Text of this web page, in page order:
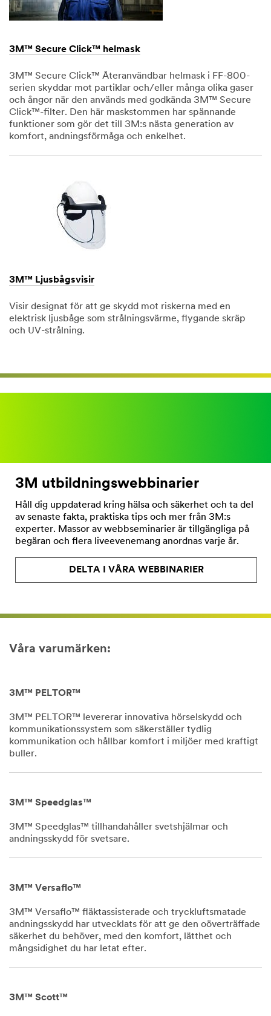
3M™ Secure Click™ helmask
3M™ Secure Click™ Återanvändbar helmask i FF-800-
serien skyddar mot partiklar och/eller många olika gaser
och ångor när den används med godkända 3M™ Secure
Click™-filter. Den här maskstommen har spännande
funktioner som gör det till 3M:s nästa generation av
komfort, andningsförmåga och enkelhet.
1,
3M™ Ljusbågsvisir
Visir designat för att ge skydd mot riskerna med en
elektrisk ljusbåge som strålningsvärme, flygande skräp
och UV-strålning.
3M utbildningswebbinarier
Håll dig uppdaterad kring hälsa och säkerhet och ta del
av senaste fakta, praktiska tips och mer från 3M:s
experter. Massor av webbseminarier är tillgängliga på
begäran och flera liveevenemang anordnas varje år.
DELTA I VÅRA WEBBINARIER
Våra varumärken:
3M™ PELTOR™
3M™ PELTOR™ levererar innovativa hörselskydd och
kommunikationssystem som säkerställer tydlig
kommunikation och hållbar komfort i miljöer med kraftigt
buller.
1,
3M™ Speedglas™
3M™ Speedglas™ tillhandahåller svetshjälmar och
andningsskydd för svetsare.
1,
3M™ Versaflo™
3M™ Versaflo™ fläktassisterade och tryckluftsmatade
andningsskydd har utvecklats för att ge den oöverträffade
säkerhet du behöver, med den komfort, lätthet och
mångsidighet du har letat efter.
1,
3M™ Scott™